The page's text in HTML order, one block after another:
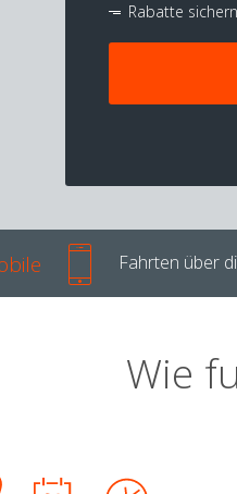
Rabatte sichern
Fahrten über
Wie